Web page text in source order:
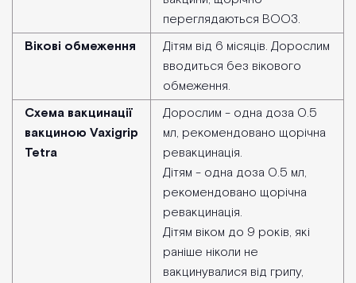
переглядаються ВООЗ.
Вікові обмеження
Дітям від 6 місяців. Дорослим
вводиться без вікового
обмеження.
Схема вакцинації
вакциною Vaxigrip
Tetra
Дорослим - одна доза 0.5
мл, рекомендовано щорічна
ревакцинація.
Дітям - одна доза 0.5 мл,
рекомендовано щорічна
ревакцинація.
Дітям віком до 9 років, які
раніше ніколи не
вакцинувалися від грипу,